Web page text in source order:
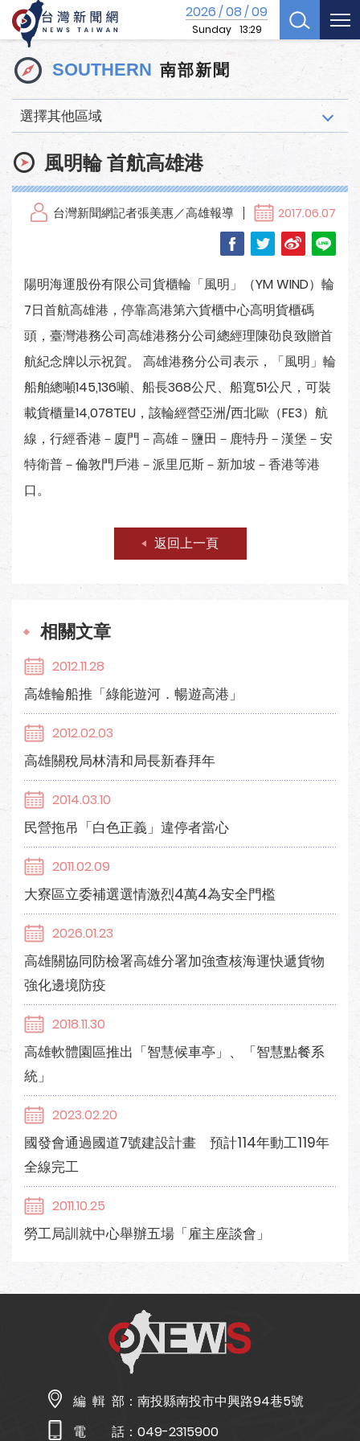
2026/08/09
Sunday 13:29
SOUTHERN 南部新聞
選擇其他區域
風明輪 首航高雄港
台灣新聞網記者張美惠／高雄報導 2017.06.07
陽明海運股份有限公司貨櫃輪「風明」（YM WIND）輪
7日首航高雄港，停靠高港第六貨櫃中心高明貨櫃碼
頭，臺灣港務公司高雄港務分公司總經理陳劭良致贈首
航紀念牌以示祝賀。 高雄港務分公司表示，「風明」輪
船舶總噸145,136噸、船長368公尺、船寬51公尺，可裝
載貨櫃量14,078TEU，該輪經營亞洲/西北歐（FE3）航
線，行經香港－廈門－高雄－鹽田－鹿特丹－漢堡－安
特衛普－倫敦門戶港－派里厄斯－新加坡－香港等港
口。
返回上一頁
相關文章
2012.11.28
高雄輪船推「綠能遊河．暢遊高港」
2012.02.03
高雄關稅局林清和局長新春拜年
2014.03.10
民營拖吊「白色正義」違停者當心
2011.02.09
大寮區立委補選選情激烈4萬4為安全門檻
2026.01.23
高雄關協同防檢署高雄分署加強查核海運快遞貨物
強化邊境防疫
2018.11.30
高雄軟體園區推出「智慧候車亭」、「智慧點餐系
統」
2023.02.20
國發會通過國道7號建設計畫 預計114年動工119年
全線完工
2011.10.25
勞工局訓就中心舉辦五場「雇主座談會」
編 輯 部： 南投縣南投市中興路94巷5號
電 話： 049-2315900